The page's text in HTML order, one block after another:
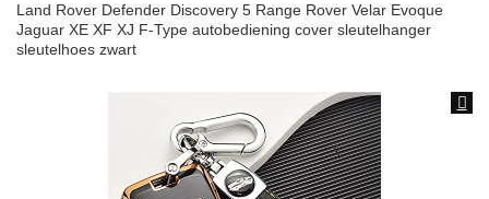
Land Rover Defender Discovery 5 Range Rover Velar Evoque
Jaguar XE XF XJ F-Type autobediening cover sleutelhanger
sleutelhoes zwart